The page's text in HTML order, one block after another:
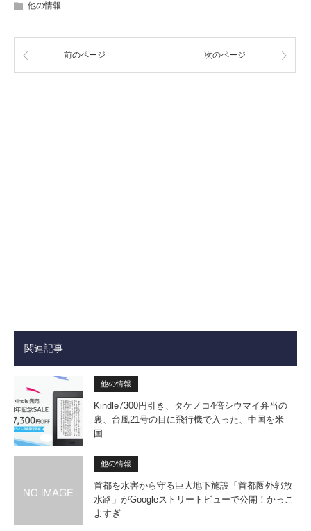
他の情報
前のページ 次のページ
関連記事
他の情報
Kindle7300円引き、タケノコ4倍シウマイ弁当の
裏、台風21号の目に飛行機で入った、中国を米
国…
他の情報
首都を水害から守る巨大地下施設「首都圏外郭放
水路」がGoogleストリートビューで公開！かっこ
よすぎ…